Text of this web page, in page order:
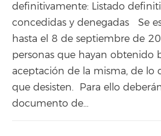
definitivamente: Listado
concedidas y denegadas Se
hasta el 8 de septiembre de
personas que hayan obtenido
aceptación de la misma, de lo
que desisten. Para ello
documento de…